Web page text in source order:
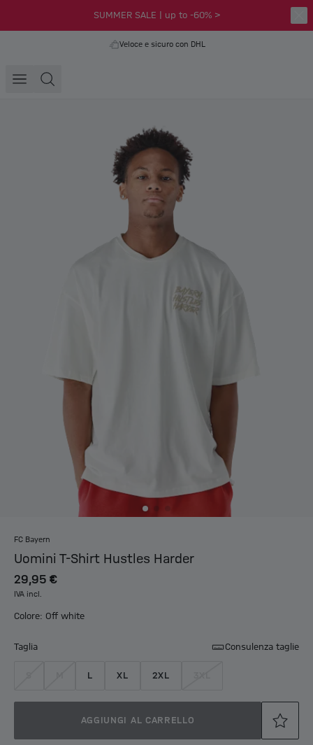
SUMMER SALE | up to -60% >
Veloce e sicuro con DHL
FC Bayern
Uomini T-Shirt Hustles Harder
29,95 €
IVA incl.
Colore: Off white
Taglia Consulenza taglie
L XL 2XL
AGGIUNGI AL CARRELLO